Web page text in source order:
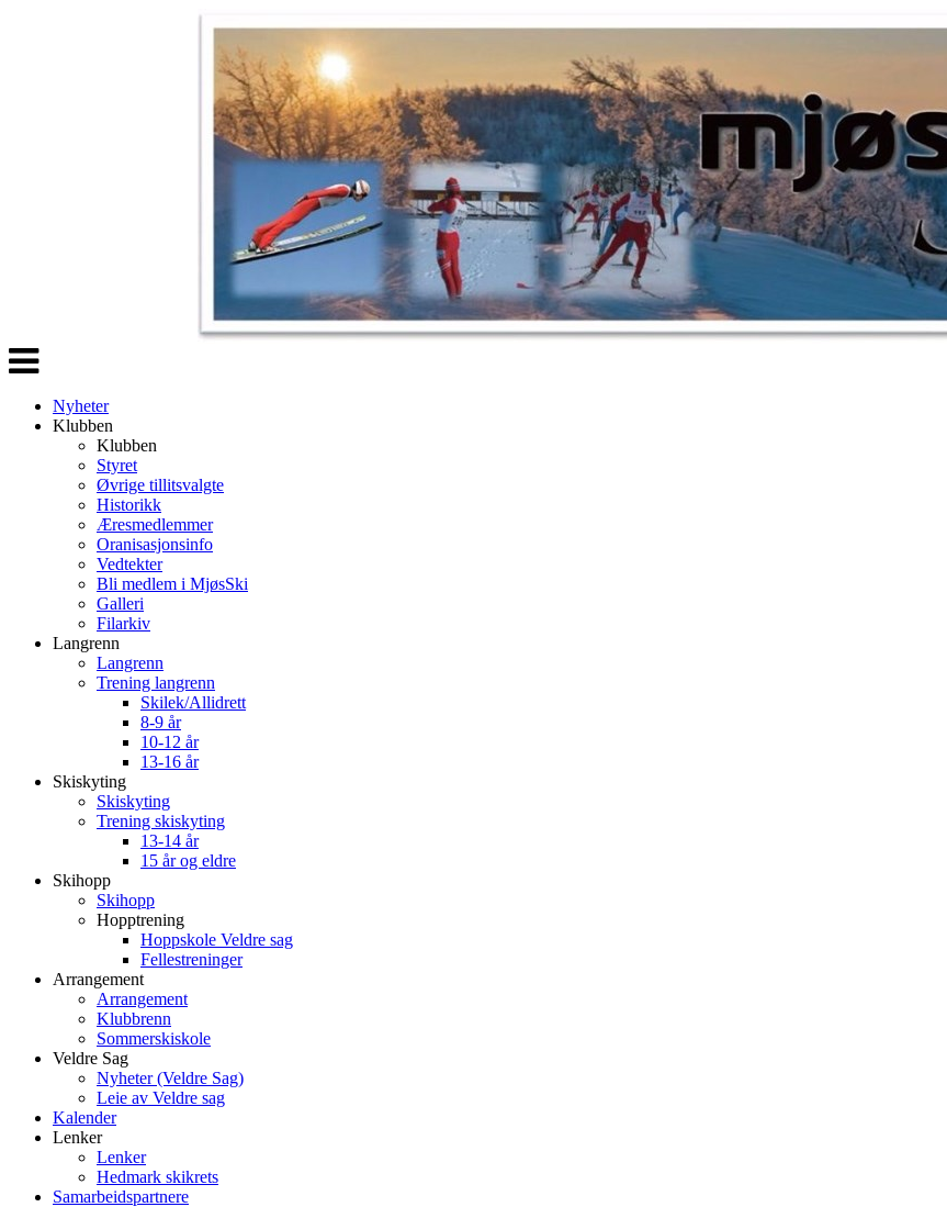
Veksle
navigasjon
Nyheter
Klubben
Klubben
Styret
Øvrige tillitsvalgte
Historikk
Æresmedlemmer
Oranisasjonsinfo
Vedtekter
Bli medlem i MjøsSki
Galleri
Filarkiv
Langrenn
Langrenn
Trening langrenn
Skilek/Allidrett
8-9 år
10-12 år
13-16 år
Skiskyting
Skiskyting
Trening skiskyting
13-14 år
15 år og eldre
Skihopp
Skihopp
Hopptrening
Hoppskole Veldre sag
Fellestreninger
Arrangement
Arrangement
Klubbrenn
Sommerskiskole
Veldre Sag
Nyheter (Veldre Sag)
Leie av Veldre sag
Kalender
Lenker
Lenker
Hedmark skikrets
Samarbeidspartnere